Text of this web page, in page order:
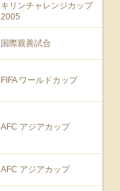
キリンチャレンジカップ
2005
国際親善試合
FIFA ワールドカップ
AFC アジアカップ
AFC アジアカップ